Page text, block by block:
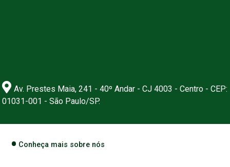
Av. Prestes Maia, 241 - 40º Andar - CJ 4003 - Centro - CEP:
01031-001 - São Paulo/SP.
Conheça mais sobre nós